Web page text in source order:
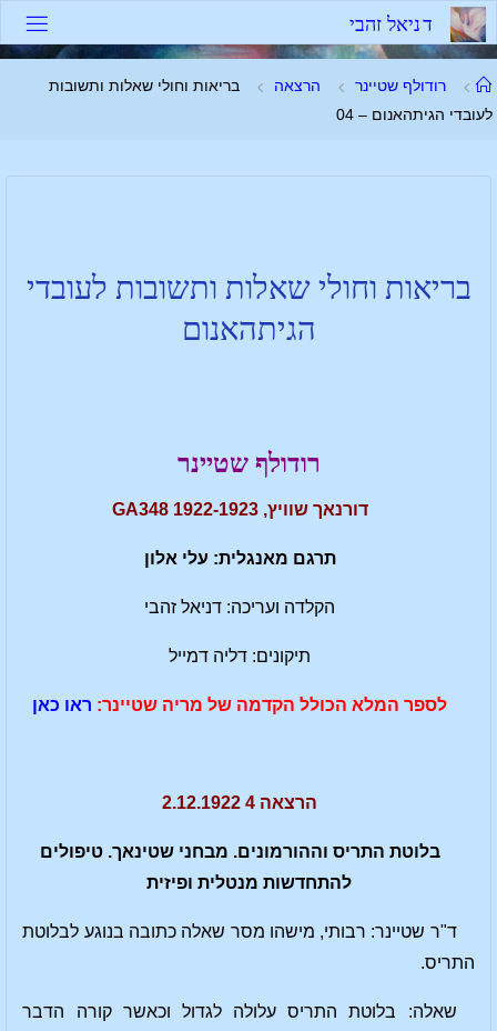
דניאל זהבי
רודולף שטיינר הרצאה
בריאות וחולי שאלות ותשובות
לעובדי הגיתהאנום – 04
בריאות וחולי שאלות ותשובות לעובדי
הגיתהאנום
רודולף שטיינר
דורנאך שוויץ, 1922-1923 GA348
תרגם מאנגלית: עלי אלון
הקלדה ועריכה: דניאל זהבי
תיקונים: דליה דמייל
לספר המלא הכולל הקדמה של מריה שטיינר: ראו כאן
הרצאה 4 2.12.1922
בלוטת התריס וההורמונים. מבחני שטינאך. טיפולים
להתחדשות מנטלית ופיזית
ד"ר שטיינר: רבותי, מישהו מסר שאלה כתובה בנוגע לבלוטת
התריס.
שאלה: בלוטת התריס עלולה לגדול וכאשר קורה הדבר